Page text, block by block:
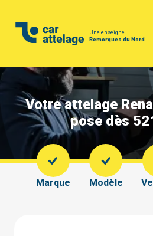
Une enseigne
Remorques du Nord
Votre attelage
pose dès
Marque Modèle